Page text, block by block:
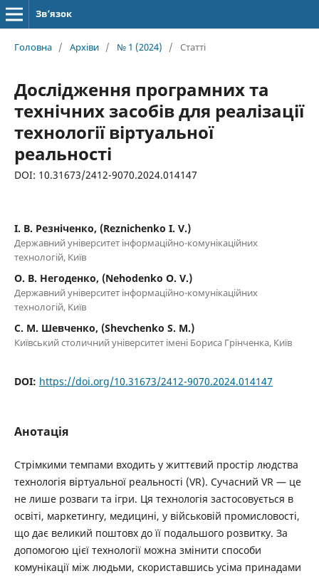
Зв’язок
Головна / Архіви / № 1 (2024) / Статті
Дослідження програмних та
технічних засобів для реалізації
технології віртуальної
реальності
DOI: 10.31673/2412-9070.2024.014147
І. В. Резніченко, (Reznichenko I. V.)
Державний університет інформаційно-комунікаційних
технологій, Київ
О. В. Негоденко, (Nehodenko O. V.)
Державний університет інформаційно-комунікаційних
технологій, Київ
С. М. Шевченко, (Shevchenko S. M.)
Київський столичний університет імені Бориса Грінченка, Київ
DOI: https://doi.org/10.31673/2412-9070.2024.014147
Анотація
Стрімкими темпами входить у життєвий простір людства
технологія віртуальної реальності (VR). Сучасний VR — це
не лише розваги та ігри. Ця технологія застосовується в
освіті, маркетингу, медицині, у військовій промисловості,
що дає великий поштовх до її подальшого розвитку. За
допомогою цієї технології можна змінити способи
комунікації між людьми, скориставшись усіма принадами